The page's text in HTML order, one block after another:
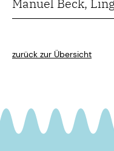
Manuel Beck,
zurück zur Übersicht